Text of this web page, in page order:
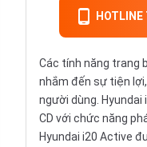
Các tính năng trang
nhắm đến sự tiện
người dùng.
CD với chức năng
Hyundai i20 Active